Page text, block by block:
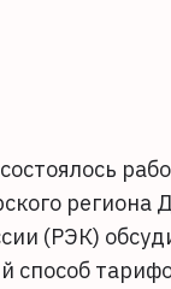
региона
(РЭК)